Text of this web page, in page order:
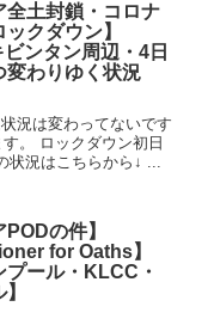
全土封鎖・コロナ
クダウン】
ンタン周辺・4日
変わりゆく状況
況は変わってないです
。 ロックダウン初日
状況はこちらから↓ ...
PODの件】
for Oaths】
プール・KLCC・